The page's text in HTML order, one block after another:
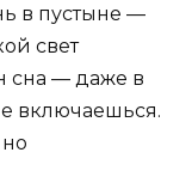
в пустыне —
свет
сна — даже в
включаешься.